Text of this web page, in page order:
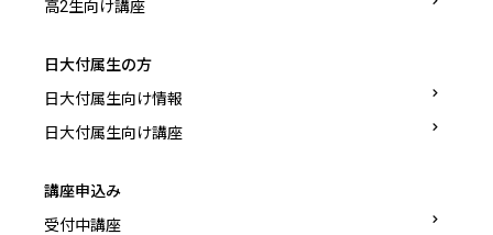
高2生向け講座
日大付属生の方
日大付属生向け情報
日大付属生向け講座
講座申込み
受付中講座